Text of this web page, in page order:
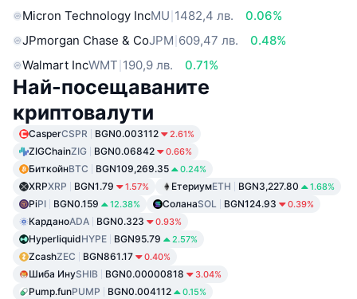
Micron Technology IncMU 1482,4 лв.
0.06%
JPmorgan Chase & CoJPM 609,47 лв.
0.48%
Walmart IncWMT 190,9 лв. 0.71%
Най-посещаваните
криптовалути
CasperCSPR BGN0.003112 2.61%
ZIGChainZIG BGN0.06842 0.66%
БиткойнBTC BGN109,269.35 0.24%
XRPXRP BGN1.79 1.57% ЕтериумETH BGN3,227.80 1.68%
PiPI BGN0.159 12.38% СоланаSOL BGN124.93 0.39%
КарданоADA BGN0.323 0.93%
HyperliquidHYPE BGN95.79 2.57%
ZcashZEC BGN861.17 0.40%
Шиба ИнуSHIB BGN0.00000818 3.04%
Pump.funPUMP BGN0.004112 0.15%